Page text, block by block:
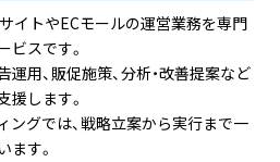
イトやECモールの運営業務を専門
ビスです。
用、販促施策、分析・改善提案など
援します。
ングでは、戦略立案から実行まで一
ます。